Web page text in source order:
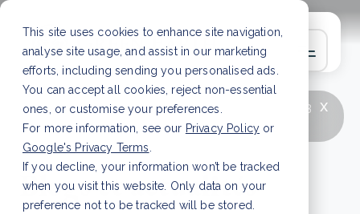
This site uses cookies to enhance site navigation,
analyse site usage, and assist in our marketing
efforts, including sending you personalised ads.
You can accept all cookies, reject non-essential
ones, or customise your preferences.
For more information, see our Privacy Policy or
Google's Privacy Terms
If you decline, your information won’t be tracked
when you visit this website. Only data on your
preference not to be tracked will be stored.
x
LATEST ARTICLE
How to improve Scope 3
data accuracy for CSRD Read Article
Blogs et actualités